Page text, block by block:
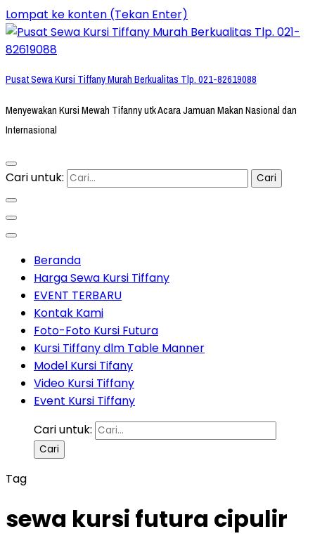
Lompat ke konten (Tekan Enter)
Pusat Sewa Kursi Tiffany Murah Berkualitas Tlp. 021-82619088
Menyewakan Kursi Mewah Tifanny utk Acara Jamuan Makan Nasional dan
Internasional
Cari untuk:
Beranda
Harga Sewa Kursi Tiffany
EVENT TERBARU
Kontak Kami
Foto-Foto Kursi Futura
Kursi Tiffany dlm Table Manner
Model Kursi Tifany
Video Kursi Tiffany
Event Kursi Tiffany
Cari untuk:
Tag
sewa kursi futura cipulir